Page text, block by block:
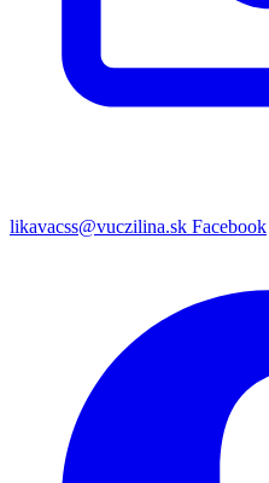
likavacss@vuczilina.sk Facebook